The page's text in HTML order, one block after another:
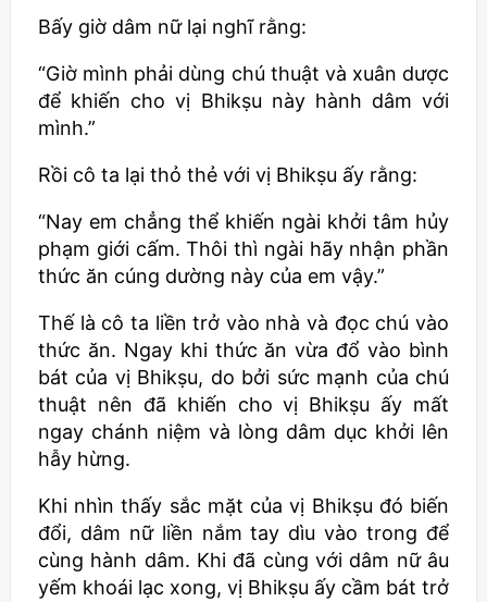
Bấy giờ dâm nữ lại nghĩ rằng:
“Giờ mình phải dùng chú thuật và xuân dược
để khiến cho vị Bhikṣu này hành dâm với
mình.”
Rồi cô ta lại thỏ thẻ với vị Bhikṣu ấy rằng:
“Nay em chẳng thể khiến ngài khởi tâm hủy
phạm giới cấm. Thôi thì ngài hãy nhận phần
thức ăn cúng dường này của em vậy.”
Thế là cô ta liền trở vào nhà và đọc chú vào
thức ăn. Ngay khi thức ăn vừa đổ vào bình
bát của vị Bhikṣu, do bởi sức mạnh của chú
thuật nên đã khiến cho vị Bhikṣu ấy mất
ngay chánh niệm và lòng dâm dục khởi lên
hẫy hừng.
Khi nhìn thấy sắc mặt của vị Bhikṣu đó biến
đổi, dâm nữ liền nắm tay dìu vào trong để
cùng hành dâm. Khi đã cùng với dâm nữ âu
yếm khoái lạc xong, vị Bhikṣu ấy cầm bát trở